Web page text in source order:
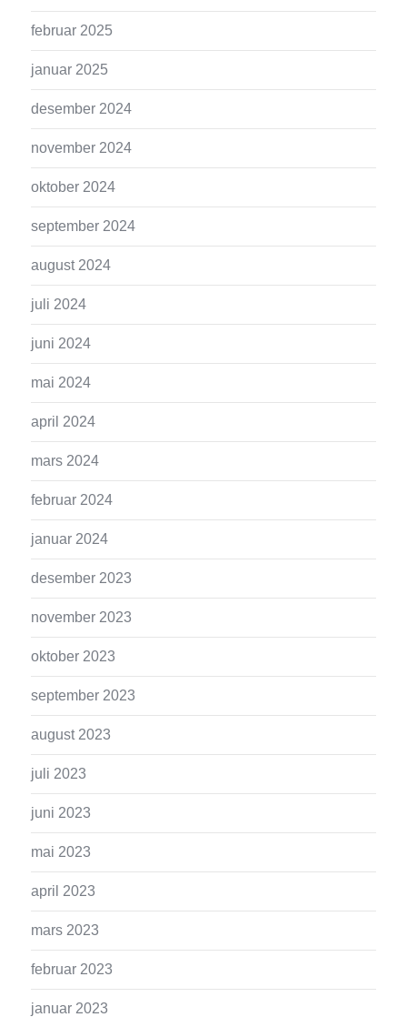
februar 2025
januar 2025
desember 2024
november 2024
oktober 2024
september 2024
august 2024
juli 2024
juni 2024
mai 2024
april 2024
mars 2024
februar 2024
januar 2024
desember 2023
november 2023
oktober 2023
september 2023
august 2023
juli 2023
juni 2023
mai 2023
april 2023
mars 2023
februar 2023
januar 2023